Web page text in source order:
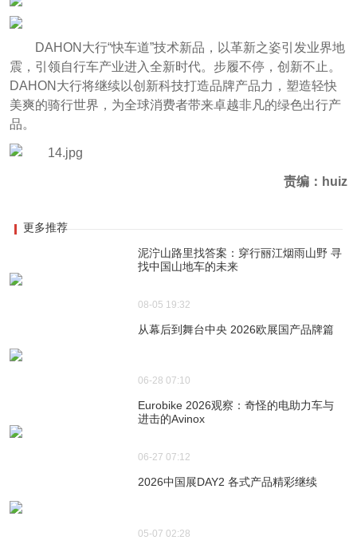
DAHON大行“快车道”技术新品，以革新之姿引发业界地
震，引领自行车产业进入全新时代。步履不停，创新不止。
DAHON大行将继续以创新科技打造品牌产品力，塑造轻快
美爽的骑行世界，为全球消费者带来卓越非凡的绿色出行产
品。
责编：huiz
更多推荐
泥泞山路里找答案：穿行丽江烟雨山野 寻
找中国山地车的未来
08-05 19:32
从幕后到舞台中央 2026欧展国产品牌篇
06-28 07:10
Eurobike 2026观察：奇怪的电助力车与
进击的Avinox
06-27 07:12
2026中国展DAY2 各式产品精彩继续
05-07 02:28